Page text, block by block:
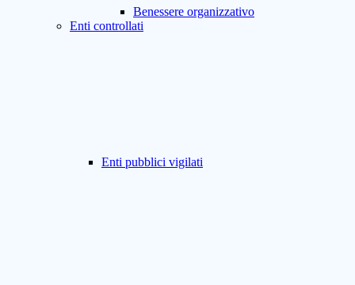
Benessere organizzativo
Enti controllati
Enti pubblici vigilati